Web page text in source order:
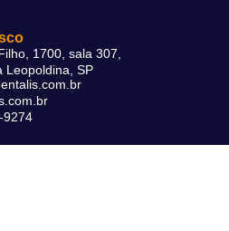
1700, sala 307,
Leopoldina, SP
9274